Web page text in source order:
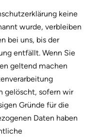
keine
wurde, verbleiben
bei uns, bis der
entfällt. Wenn Sie
geltend machen
gelöscht, sofern wir
Gründe für die
Daten haben